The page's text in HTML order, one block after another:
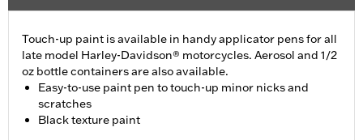
Touch-up paint is available in handy applicator pens for all
late model Harley-Davidson® motorcycles. Aerosol and 1/2
oz bottle containers are also available.
Easy-to-use paint pen to touch-up minor nicks and
scratches
Black texture paint